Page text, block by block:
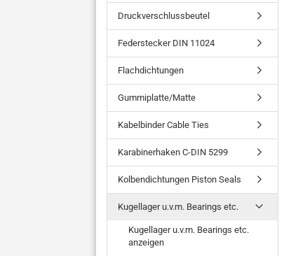
Druckverschlussbeutel
Federstecker DIN 11024
Flachdichtungen
Gummiplatte/Matte
Kabelbinder Cable Ties
Karabinerhaken C-DIN 5299
Kolbendichtungen Piston Seals
Kugellager u.v.m. Bearings etc.
Kugellager u.v.m. Bearings etc.
anzeigen